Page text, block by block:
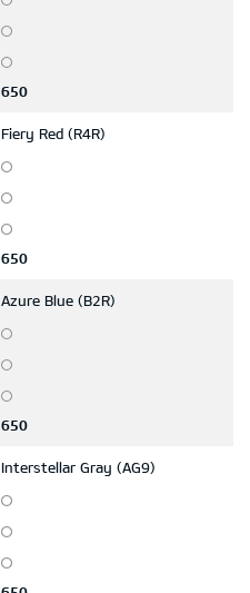
650
Fiery Red (R4R)
650
Azure Blue (B2R)
650
Interstellar Gray (AG9)